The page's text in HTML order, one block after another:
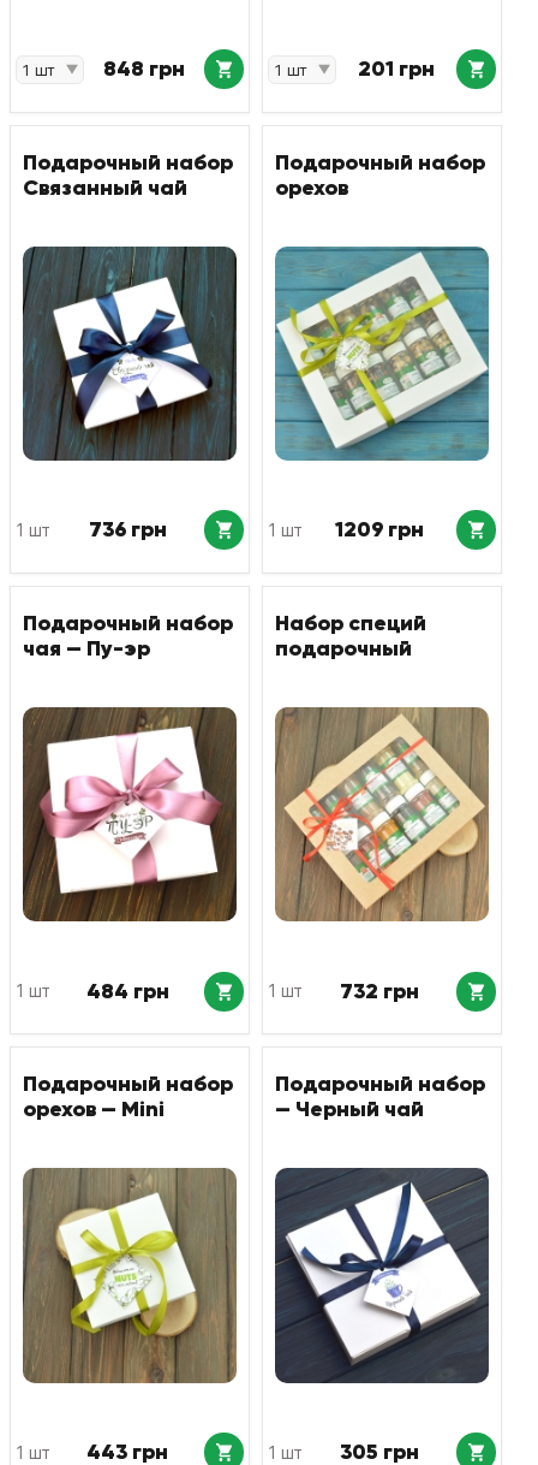
848 грн 201 грн
Подарочный набор
Связанный чай
1 шт 736 грн
Подарочный набор
орехов
1 шт 1209 грн
Подарочный набор
чая — Пу-эр
1 шт 484 грн
Набор специй
подарочный
1 шт 732 грн
Подарочный набор
орехов — Mini
1 шт 443 грн
Подарочный набор
— Черный чай
1 шт 305 грн